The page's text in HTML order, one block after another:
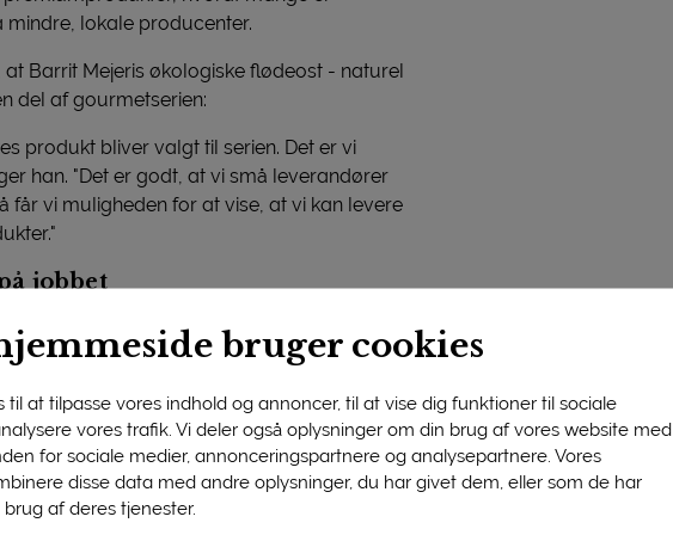
bruger cookies
til at tilpasse vores indhold og annoncer, til at vise dig funktioner til sociale
vores trafik. Vi deler også oplysninger om din brug af vores website med
for sociale medier, annonceringspartnere og analysepartnere. Vores
disse data med andre oplysninger, du har givet dem, eller som de har
af deres tjenester.
lokale producenter.
Barrit Mejeris økologiske flødeost - naturel
del af gourmetserien:
produkt bliver valgt til serien. Det er vi
han. "Det er godt, at vi små leverandører
får vi muligheden for at vise, at vi kan levere
jobbet
Mejeri, Brian Madsen og hans kone Helle i
TV-kanaler og diverse
45. For Brian Madsen er det lidt specielt at
var en lang dag med kamerahold og
oplevelse:
egen lille verden her på Barrit Mejeri. Så
foran kameraet i starten," fortæller han